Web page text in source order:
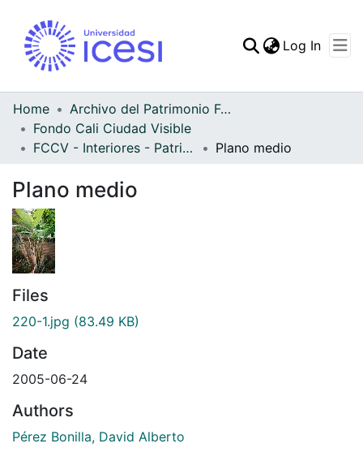
Log In
Home
Archivo del Patrimonio Fotográfico y Fílmico del Valle del Cauca
Fondo Cali Ciudad Visible
FCCV - Interiores - Patrimonial
Plano medio
Plano medio
Files
220-1.jpg (83.49 KB)
Date
2005-06-24
Authors
Pérez Bonilla, David Alberto